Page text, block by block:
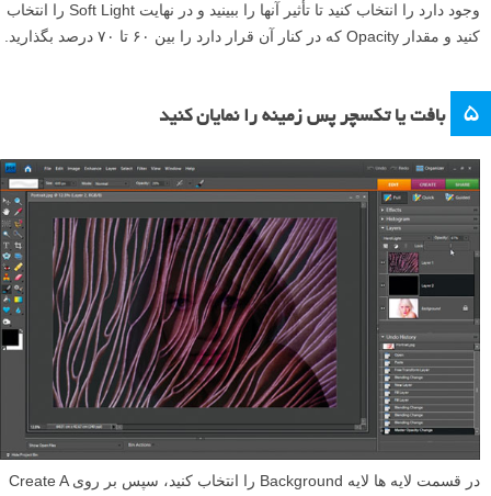
وجود دارد را انتخاب کنید تا تأثیر آنها را ببینید و در نهایت Soft Light را انتخاب
کنید و مقدار Opacity که در کنار آن قرار دارد را بین ۶۰ تا ۷۰ درصد بگذارید.
۵ بافت یا تکسچر پس زمینه را نمایان کنید
در قسمت لایه ها لایه Background را انتخاب کنید، سپس بر روی Create A